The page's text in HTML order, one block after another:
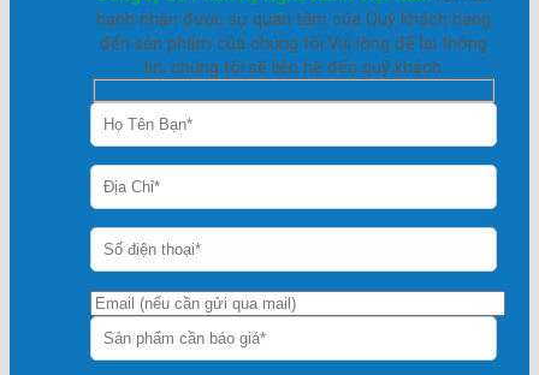
hạnh nhận được sự quan tâm của Quý khách hàng
đến sản phẩm của chúng tôi.Vui lòng để lại thông
tin, chúng tôi sẽ liên hệ đến quý khách.